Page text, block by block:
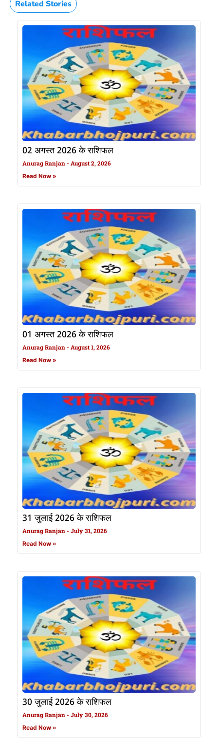
Related Stories
02 अगस्त 2026 के राशिफल
Anurag Ranjan August 2, 2026
Read Now »
01 अगस्त 2026 के राशिफल
Anurag Ranjan August 1, 2026
Read Now »
31 जुलाई 2026 के राशिफल
Anurag Ranjan July 31, 2026
Read Now »
30 जुलाई 2026 के राशिफल
Anurag Ranjan July 30, 2026
Read Now »